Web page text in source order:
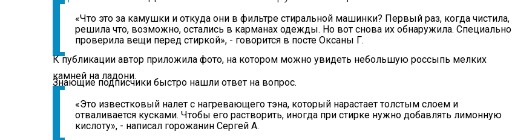
«Что это за камушки и откуда они в фильтре стиральной машинки? Первый раз, когда чистила,
решила что, возможно, остались в карманах одежды. Но вот снова их обнаружила. Специально
проверила вещи перед стиркой», - говорится в посте Оксаны Г.
К публикации автор приложила фото, на котором можно увидеть небольшую россыпь мелких
камней на ладони.
Знающие подписчики быстро нашли ответ на вопрос.
«Это известковый налет с нагревающего тэна, который нарастает толстым слоем и
отваливается кусками. Чтобы его растворить, иногда при стирке нужно добавлять лимонную
кислоту», - написал горожанин Сергей А.